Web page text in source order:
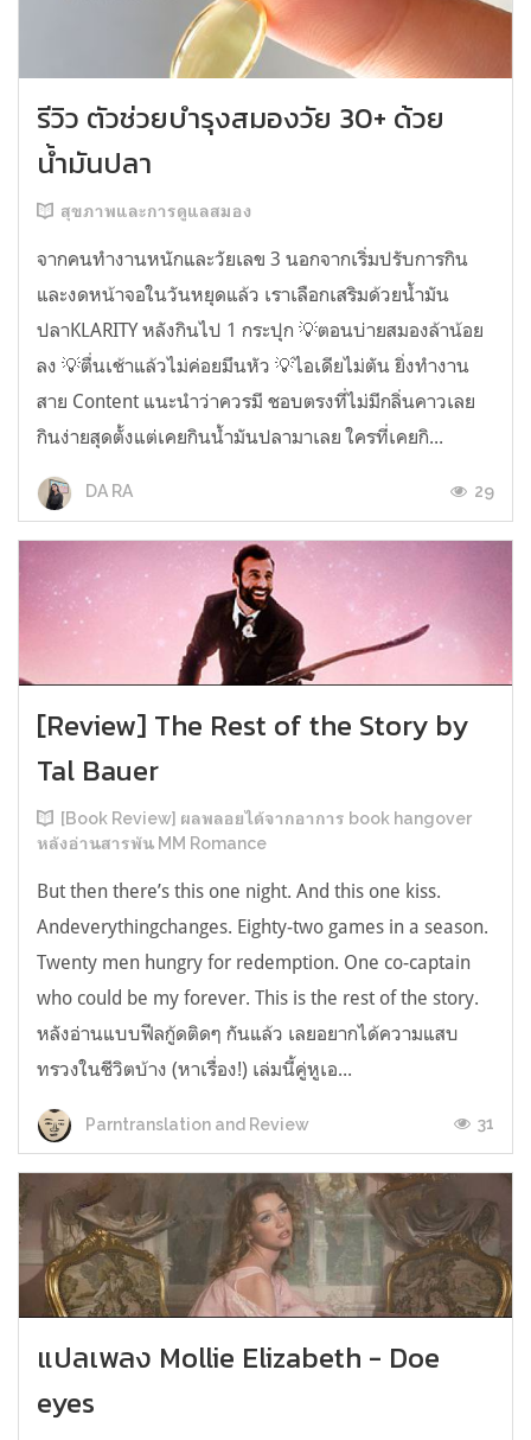
รีวิว ตัวช่วยบำรุงสมองวัย 30+ ด้วย
น้ำมันปลา
สุขภาพและการดูแลสมอง
จากคนทำงานหนักและวัยเลข 3 นอกจากเริ่มปรับการกิน
และงดหน้าจอในวันหยุดแล้ว เราเลือกเสริมด้วยน้ำมัน
ปลาKLARITY หลังกินไป 1 กระปุก 💡ตอนบ่ายสมองล้าน้อย
ลง 💡ตื่นเช้าแล้วไม่ค่อยมึนหัว 💡ไอเดียไม่ตัน ยิ่งทำงาน
สาย Content แนะนำว่าควรมี ชอบตรงที่ไม่มีกลิ่นคาวเลย
กินง่ายสุดตั้งแต่เคยกินน้ำมันปลามาเลย ใครที่เคยกิ...
DA RA 29
[Review] The Rest of the Story by
Tal Bauer
[Book Review] ผลพลอยได้จากอาการ book hangover
หลังอ่านสารพัน MM Romance
But then there’s this one night. And this one kiss.
Andeverythingchanges. Eighty-two games in a season.
Twenty men hungry for redemption. One co-captain
who could be my forever. This is the rest of the story.
หลังอ่านแบบฟีลกู้ดติดๆ กันแล้ว เลยอยากได้ความแสบ
ทรวงในชีวิตบ้าง (หาเรื่อง!) เล่มนี้คู่หูเอ...
Parntranslation and Review 31
แปลเพลง Mollie Elizabeth - Doe
eyes